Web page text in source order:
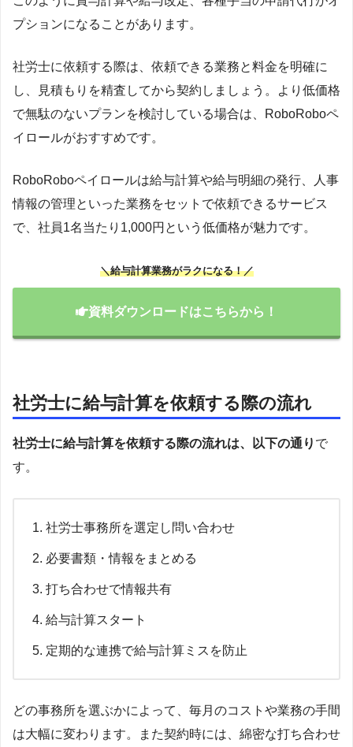
プションになることがあります。
社労士に依頼する際は、依頼できる業務と料金を明確に
し、見積もりを精査してから契約しましょう。より低価格
で無駄のないプランを検討している場合は、RoboRoboペ
イロールがおすすめです。
RoboRoboペイロールは給与計算や給与明細の発行、人事
情報の管理といった業務をセットで依頼できるサービス
で、社員1名当たり1,000円という低価格が魅力です。
＼給与計算業務がラクになる！／
資料ダウンロードはこちらから！
社労士に給与計算を依頼する際の流れ
社労士に給与計算を依頼する際の流れは、以下の通り で
す。
社労士事務所を選定し問い合わせ
必要書類・情報をまとめる
打ち合わせで情報共有
給与計算スタート
定期的な連携で給与計算ミスを防止
どの事務所を選ぶかによって、毎月のコストや業務の手間
は大幅に変わります。また契約時には、綿密な打ち合わせ